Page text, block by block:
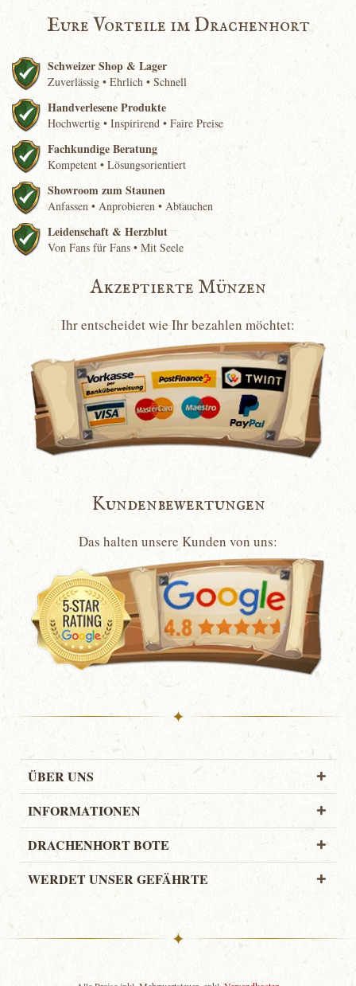
Eure Vorteile im Drachenhort
Schweizer Shop & Lager
Zuverlässig • Ehrlich • Schnell
Handverlesene Produkte
Hochwertig • Inspirirend • Faire Preise
Fachkundige Beratung
Kompetent • Lösungsorientiert
Showroom zum Staunen
Anfassen • Anprobieren • Abtauchen
Leidenschaft & Herzblut
Von Fans für Fans • Mit Seele
Akzeptierte Münzen
Ihr entscheidet wie Ihr bezahlen möchtet:
Kundenbewertungen
Das halten unsere Kunden von uns:
✦
ÜBER UNS
INFORMATIONEN
DRACHENHORT BOTE
WERDET UNSER GEFÄHRTE
✦